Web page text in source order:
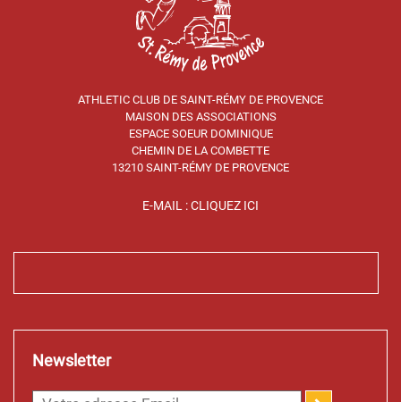
Newsletter
ATHLETIC CLUB DE SAINT-RÉMY DE PROVENCE
MAISON DES ASSOCIATIONS
ESPACE SOEUR DOMINIQUE
CHEMIN DE LA COMBETTE
13210 SAINT-RÉMY DE PROVENCE
E-MAIL : CLIQUEZ ICI